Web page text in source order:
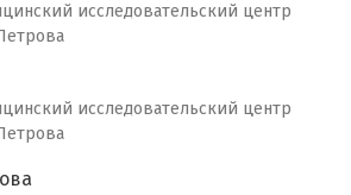
исследовательский центр
исследовательский центр